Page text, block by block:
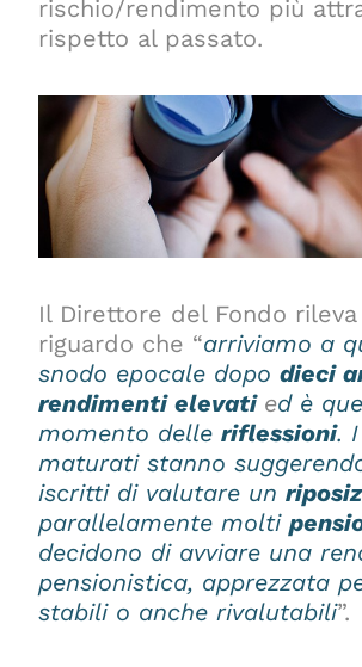
rischio/rendimento più
rispetto al passato.
Il Direttore del Fondo
riguardo che “arriviamo a
snodo epocale dopo dieci
rendimenti elevati ed è
momento delleriflessioni.
maturati stanno
iscritti di valutare un
parallelamente molti
decidono di avviare una
pensionistica, apprezzata
stabili o anche rivalutabili”.